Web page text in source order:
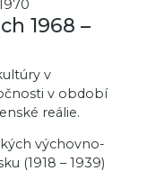
1968 –
v
v období
reálie.